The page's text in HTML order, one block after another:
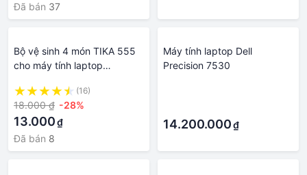
Đã bán 37
Bộ vệ sinh 4 món TIKA 555
cho máy tính laptop
tiện lợi siêu sạch BUNOC's
(16)
18.000 ₫ -28%
13.000₫
Đã bán 8
Máy tính laptop Dell
Precision 7530
14.200.000₫